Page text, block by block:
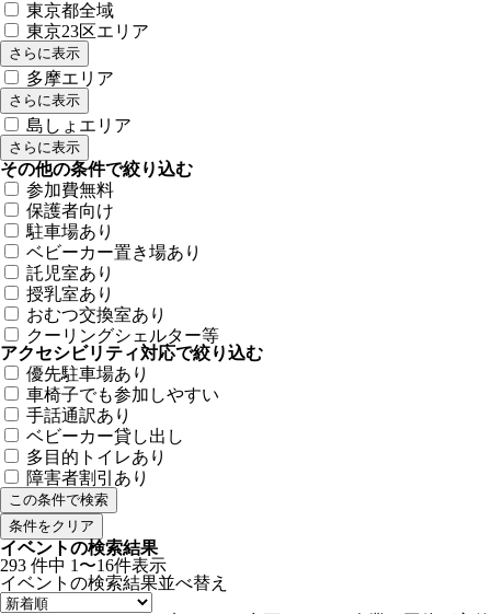
東京都全域
東京23区エリア
さらに表示
多摩エリア
さらに表示
島しょエリア
さらに表示
その他の条件で絞り込む
参加費無料
保護者向け
駐車場あり
ベビーカー置き場あり
託児室あり
授乳室あり
おむつ交換室あり
クーリングシェルター等
アクセシビリティ対応で絞り込む
優先駐車場あり
車椅子でも参加しやすい
手話通訳あり
ベビーカー貸し出し
多目的トイレあり
障害者割引あり
条件をクリア
イベントの検索結果
293 件中 1〜16件表示
イベントの検索結果並べ替え